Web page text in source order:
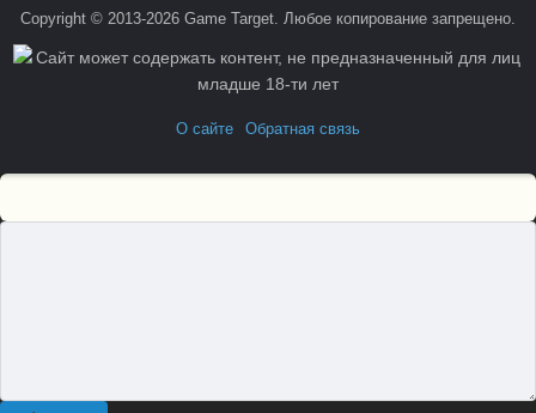
Copyright © 2013-2026 Game Target. Любое копирование запрещено.
О сайте Обратная связь